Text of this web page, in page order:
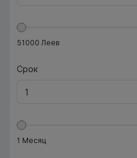
51000 Леев
Срок
1 Месяц